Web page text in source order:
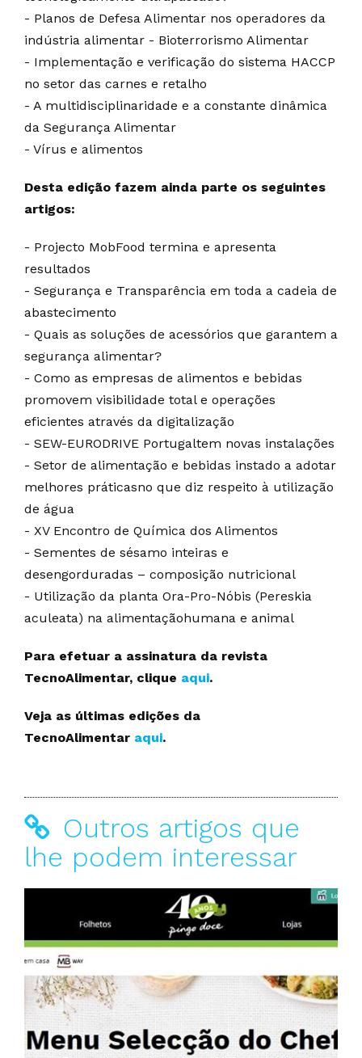
- Planos de Defesa Alimentar nos operadores da
indústria alimentar - Bioterrorismo Alimentar
- Implementação e verificação do sistema HACCP
no setor das carnes e retalho
- A multidisciplinaridade e a constante dinâmica
da Segurança Alimentar
- Vírus e alimentos
Desta edição fazem ainda parte os seguintes
artigos:
- Projecto MobFood termina e apresenta
resultados
- Segurança e Transparência em toda a cadeia de
abastecimento
- Quais as soluções de acessórios que garantem a
segurança alimentar?
- Como as empresas de alimentos e bebidas
promovem visibilidade total e operações
eficientes através da digitalização
- SEW-EURODRIVE Portugaltem novas instalações
- Setor de alimentação e bebidas instado a adotar
melhores práticasno que diz respeito à utilização
de água
- XV Encontro de Química dos Alimentos
- Sementes de sésamo inteiras e
desengorduradas – composição nutricional
- Utilização da planta Ora-Pro-Nóbis (Pereskia
aculeata) na alimentaçãohumana e animal
Para efetuar a assinatura da revista
TecnoAlimentar, clique aqui.
Veja as últimas edições da
TecnoAlimentar aqui.
Outros artigos que
lhe podem interessar